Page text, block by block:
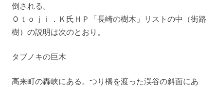
倒される。
Ｏｔｏｊｉ．Ｋ氏ＨＰ「長崎の樹木」リストの中（街路
樹）の説明は次のとおり。
タブノキの巨木
高来町の轟峡にある。つり橋を渡った渓谷の斜面にあ